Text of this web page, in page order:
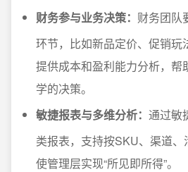
财务参与业务决策： 财务团队
环节，比如新品定价、促销玩
提供成本和盈利能力分析，帮
学的决策。
敏捷报表与多维分析： 通过敏
类报表，支持按SKU、渠道、
使管理层实现“所见即所得”。